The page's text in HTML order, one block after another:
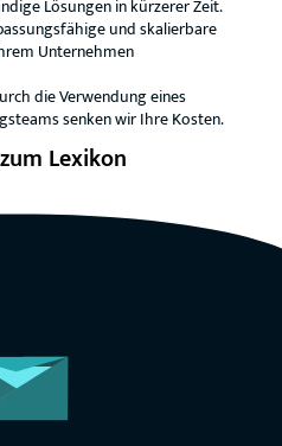
Lösungen in kürzerer Zeit.
und skalierbare
Unternehmen
die Verwendung eines
senken wir Ihre Kosten.
Lexikon